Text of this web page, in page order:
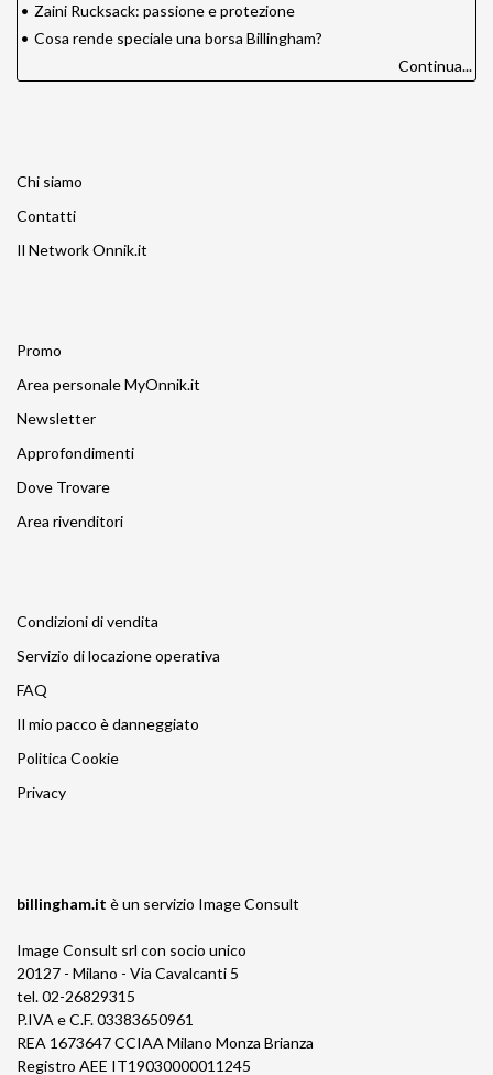
• Zaini Rucksack: passione e protezione
• Cosa rende speciale una borsa Billingham?
Continua...
Chi siamo
Contatti
Il Network Onnik.it
Promo
Area personale MyOnnik.it
Newsletter
Approfondimenti
Dove Trovare
Area rivenditori
Condizioni di vendita
Servizio di locazione operativa
FAQ
Il mio pacco è danneggiato
Politica Cookie
Privacy
billingham.it è un servizio Image Consult
Image Consult srl con socio unico
20127 - Milano - Via Cavalcanti 5
tel. 02-26829315
P.IVA e C.F. 03383650961
REA 1673647 CCIAA Milano Monza Brianza
Registro AEE IT19030000011245